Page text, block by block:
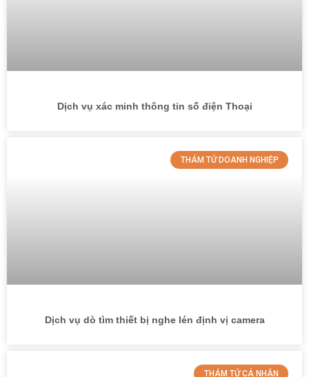
Dịch vụ xác minh thông tin số điện Thoại
THÁM TỬ DOANH NGHIỆP
Dịch vụ dò tìm thiết bị nghe lén định vị camera
THÁM TỬ CÁ NHÂN